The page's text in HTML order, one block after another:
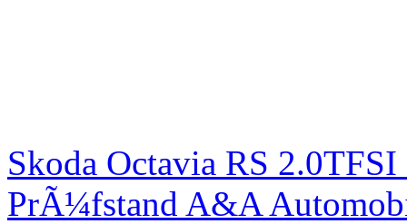
Skoda Octavia RS
PrÃ¼fstand A&A